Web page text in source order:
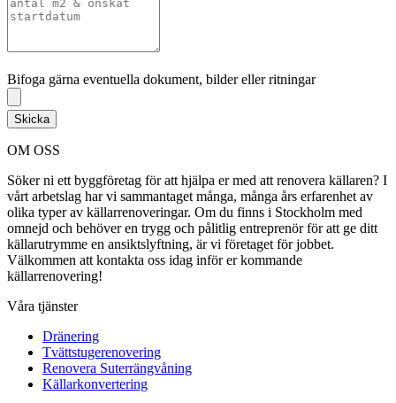
Bifoga gärna eventuella dokument, bilder eller ritningar
Skicka
OM OSS
Söker ni ett byggföretag för att hjälpa er med att renovera källaren? I
vårt arbetslag har vi sammantaget många, många års erfarenhet av
olika typer av källarrenoveringar. Om du finns i Stockholm med
omnejd och behöver en trygg och pålitlig entreprenör för att ge ditt
källarutrymme en ansiktslyftning, är vi företaget för jobbet.
Välkommen att kontakta oss idag inför er kommande
källarrenovering!
Våra tjänster
Dränering
Tvättstugerenovering
Renovera Suterrängvåning
Källarkonvertering